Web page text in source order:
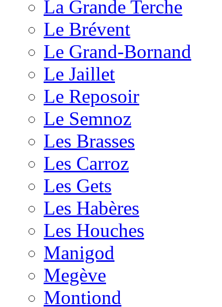
La Grande Terche
Le Brévent
Le Grand-Bornand
Le Jaillet
Le Reposoir
Le Semnoz
Les Brasses
Les Carroz
Les Gets
Les Habères
Les Houches
Manigod
Megève
Montiond